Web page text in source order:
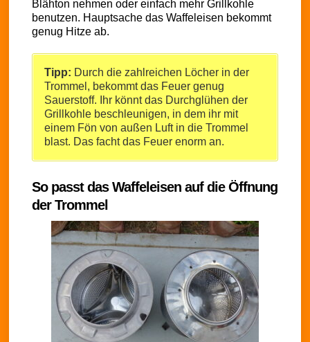
Blähton nehmen oder einfach mehr Grillkohle
benutzen. Hauptsache das Waffeleisen bekommt
genug Hitze ab.
Tipp: Durch die zahlreichen Löcher in der
Trommel, bekommt das Feuer genug
Sauerstoff. Ihr könnt das Durchglühen der
Grillkohle beschleunigen, in dem ihr mit
einem Fön von außen Luft in die Trommel
blast. Das facht das Feuer enorm an.
So passt das Waffeleisen auf die Öffnung
der Trommel